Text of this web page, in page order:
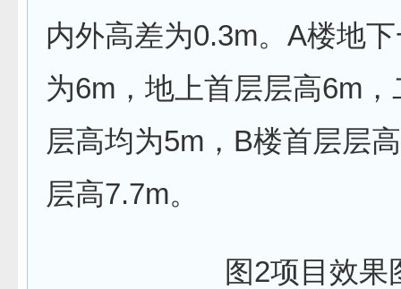
内外高差为0.3m。A楼地
为6m，地上首层层高6m
层高均为5m，B楼首层层
层高7.7m。
图2项目效果